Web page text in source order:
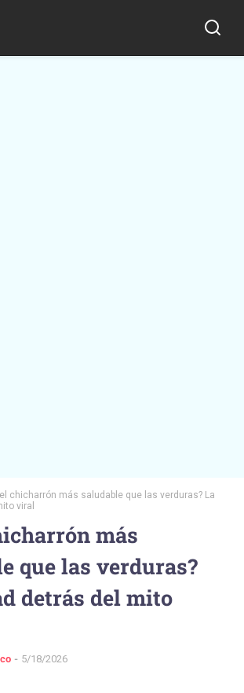
chicharrón más saludable que las verduras? La
viral
más
que las verduras?
detrás del mito
5/18/2026